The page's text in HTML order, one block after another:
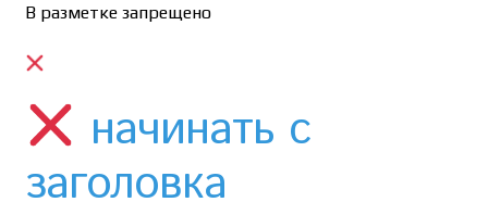
В разметке запрещено
начинать с
заголовка